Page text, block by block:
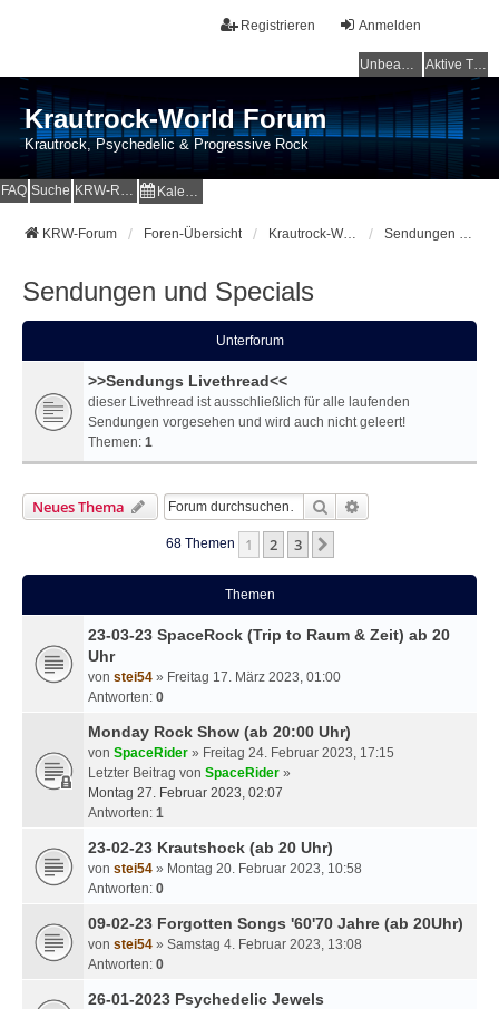
Anmelden
Registrieren
Unbeantwortete Themen Aktive Themen
Krautrock-World Forum
Krautrock, Psychedelic & Progressive Rock
FAQ Suche KRW-Radio Kalender
KRW-Forum Foren-Übersicht Krautrock-World Webradio Sendungen und Specials
Sendungen und Specials
Unterforum
>>Sendungs Livethread<<
dieser Livethread ist ausschließlich für alle laufenden
Sendungen vorgesehen und wird auch nicht geleert!
Themen: 1
Neues Thema Suche
68 Themen 1 2 3
Themen
23-03-23 SpaceRock (Trip to Raum & Zeit) ab 20
Uhr
von stei54 » Freitag 17. März 2023, 01:00
Antworten: 0
Monday Rock Show (ab 20:00 Uhr)
von SpaceRider » Freitag 24. Februar 2023, 17:15
Letzter Beitrag von SpaceRider »
Montag 27. Februar 2023, 02:07
Antworten: 1
23-02-23 Krautshock (ab 20 Uhr)
von stei54 » Montag 20. Februar 2023, 10:58
Antworten: 0
09-02-23 Forgotten Songs '60'70 Jahre (ab 20Uhr)
von stei54 » Samstag 4. Februar 2023, 13:08
Antworten: 0
26-01-2023 Psychedelic Jewels